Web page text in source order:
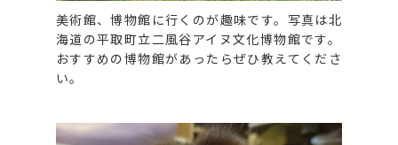
美術館、博物館に行くのが趣味です。写真は北
海道の平取町立二風谷アイヌ文化博物館です。
おすすめの博物館があったらぜひ教えてくださ
い。